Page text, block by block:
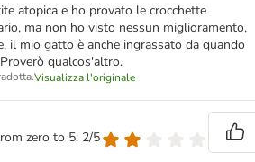
atopica e ho provato le crocchette
ma non ho visto nessun miglioramento,
il mio gatto è anche ingrassato da quando
qualcos'altro.
Visualizza l'originale
zero to 5: 2/5